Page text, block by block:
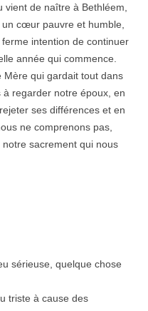
de naître à Bethléem,
cœur pauvre et humble,
intention de continuer
année qui commence.
Mère qui gardait tout dans
regarder notre époux, en
ses différences et en
ne comprenons pas,
sacrement qui nous
sérieuse, quelque chose
triste à cause des